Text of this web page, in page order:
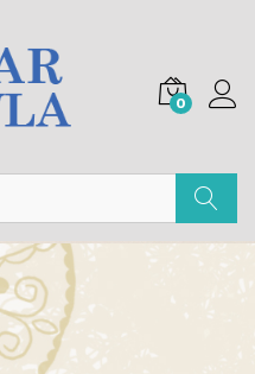
0
অনুসন্ধান